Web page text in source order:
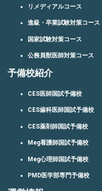
リメディアルコース
進級・卒業試験対策コース
国家試験対策コース
公務員獣医師対策コース
予備校紹介
CES医師国試予備校
CES歯科医師国試予備校
CES薬剤師国試予備校
Meg看護師国試予備校
Meg心理師国試予備校
PMD医学部専門予備校